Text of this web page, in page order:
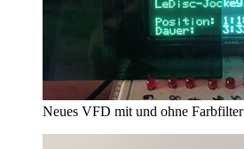
Neues VFD mit und ohne Farbfilter